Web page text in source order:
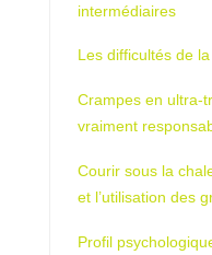
intermédiaires
Les difficultés de
Crampes en ultra-
vraiment
Courir sous la
et l’utilisation des
Profil